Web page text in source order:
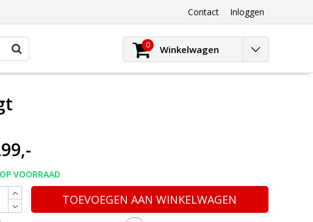
Contact Inloggen
0 Winkelwagen
OP VOORRAAD
TOEVOEGEN AAN WINKELWAGEN